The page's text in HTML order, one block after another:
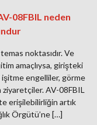
08FBIL neden
noktasıdır. Ve
amaçlıysa, girişteki
işitme engelliler, görme
AV-08FBIL
erişilebilirliğin artık
Örgütü’ne […]